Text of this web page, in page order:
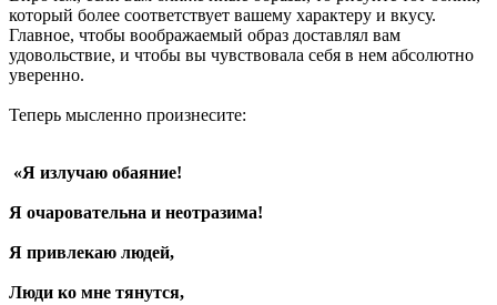
который более соответствует вашему характеру и вкусу.
Главное, чтобы воображаемый образ доставлял вам
удовольствие, и чтобы вы чувствовала себя в нем абсолютно
уверенно.
Теперь мысленно произнесите:
«Я излучаю обаяние!
Я очаровательна и неотразима!
Я привлекаю людей,
Люди ко мне тянутся,